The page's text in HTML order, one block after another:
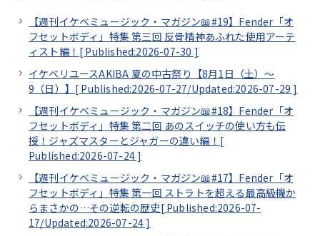
【週刊イケベミュージック・マガジン📖#19】Fender「オ
フセットボディ」特集 第三回 反骨精神あふれた使用アーテ
ィスト編！[ Published:2026-07-30 ]
イケベリユースAKIBA 夏の中古祭り【8月1日（土）～
9（日）】[ Published:2026-07-27/Updated:2026-07-29 ]
【週刊イケベミュージック・マガジン📖#18】Fender「オ
フセットボディ」特集 第二回 あのスイッチの使い方も伝
授！ジャズマスターとジャガーの違い編！[
Published:2026-07-24 ]
【週刊イケベミュージック・マガジン📖#17】Fender「オ
フセットボディ」特集 第一回 ストラトを超える最高級機か
らまさかの…その逆転の歴史[ Published:2026-07-
17/Updated:2026-07-24 ]